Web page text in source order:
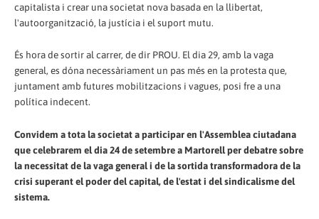
capitalista i crear una societat nova basada en la llibertat,
l'autoorganització, la justícia i el suport mutu.
És hora de sortir al carrer, de dir PROU. El dia 29, amb la vaga
general, es dóna necessàriament un pas més en la protesta que,
juntament amb futures mobilitzacions i vagues, posi fre a una
política indecent.
Convidem a tota la societat a participar en l'Assemblea ciutadana
que celebrarem el dia 24 de setembre a Martorell per debatre sobre
la necessitat de la vaga general i de la sortida transformadora de la
crisi superant el poder del capital, de l'estat i del sindicalisme del
sistema.